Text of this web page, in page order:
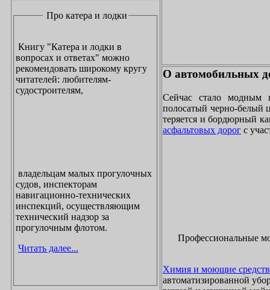
Про катера и лодки
Книгу "Катера и лодки в
вопросах и ответах" можно
рекомендовать широкому кругу
читателей: любителям-
судостроителям,
владельцам малых прогулочных
судов, инспекторам
навигационно-технических
инспекций, осуществляющим
технический надзор за
прогулочным флотом.
Читать далее...
О автомобильных
Сейчас стало модным
полосатый черно-белый
теряется и бордюрный
асфальтовых дорог с
Профессиональные
Химия и моющие
автоматизированной